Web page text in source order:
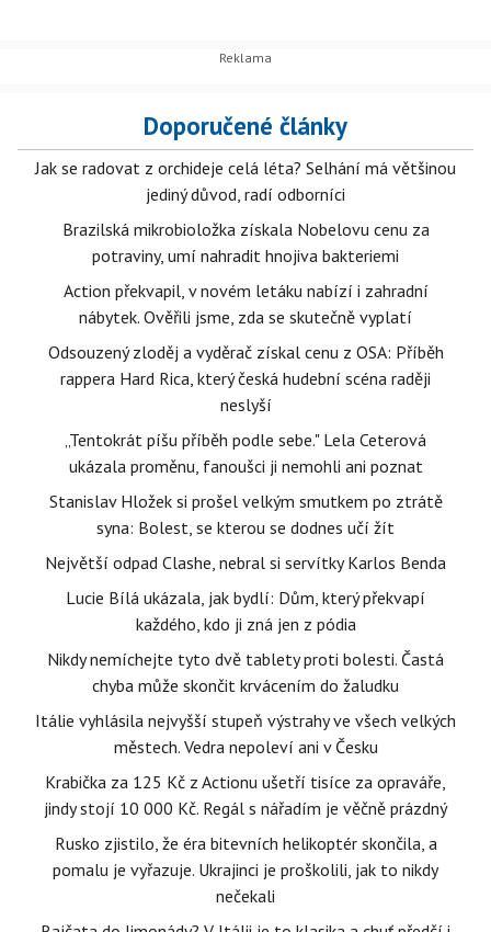
Doporučené články
Jak se radovat z orchideje celá léta? Selhání má většinou
jediný důvod, radí odborníci
Brazilská mikrobioložka získala Nobelovu cenu za
potraviny, umí nahradit hnojiva bakteriemi
Action překvapil, v novém letáku nabízí i zahradní
nábytek. Ověřili jsme, zda se skutečně vyplatí
Odsouzený zloděj a vyděrač získal cenu z OSA: Příběh
rappera Hard Rica, který česká hudební scéna raději
neslyší
„Tentokrát píšu příběh podle sebe." Lela Ceterová
ukázala proměnu, fanoušci ji nemohli ani poznat
Stanislav Hložek si prošel velkým smutkem po ztrátě
syna: Bolest, se kterou se dodnes učí žít
Největší odpad Clashe, nebral si servítky Karlos Benda
Lucie Bílá ukázala, jak bydlí: Dům, který překvapí
každého, kdo ji zná jen z pódia
Nikdy nemíchejte tyto dvě tablety proti bolesti. Častá
chyba může skončit krvácením do žaludku
Itálie vyhlásila nejvyšší stupeň výstrahy ve všech velkých
městech. Vedra nepoleví ani v Česku
Krabička za 125 Kč z Actionu ušetří tisíce za opraváře,
jindy stojí 10 000 Kč. Regál s nářadím je věčně prázdný
Rusko zjistilo, že éra bitevních helikoptér skončila, a
pomalu je vyřazuje. Ukrajinci je proškolili, jak to nikdy
nečekali